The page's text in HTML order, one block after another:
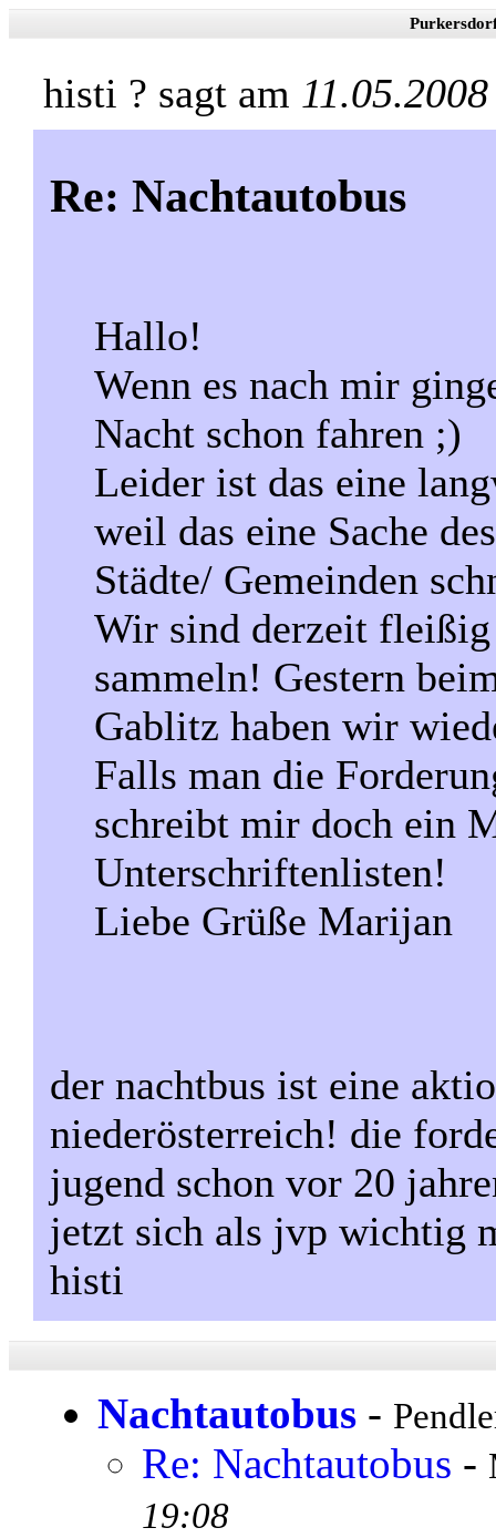
histi ? sagt am
Re: Nachtautobus
Hallo!
Wenn es nach mir
Nacht schon fahren ;)
Leider ist das eine
weil das eine Sache
Städte/ Gemeinden
Wir sind derzeit
sammeln! Gestern
Gablitz haben wir
Falls man die
schreibt mir doch ein
Unterschriftenlisten!
Liebe Grüße Marijan
der nachtbus ist eine
niederösterreich! die
jugend schon vor 20
jetzt sich als jvp wichtig
histi
Nachtautobus -
Re: Nachtautobus -
19:08